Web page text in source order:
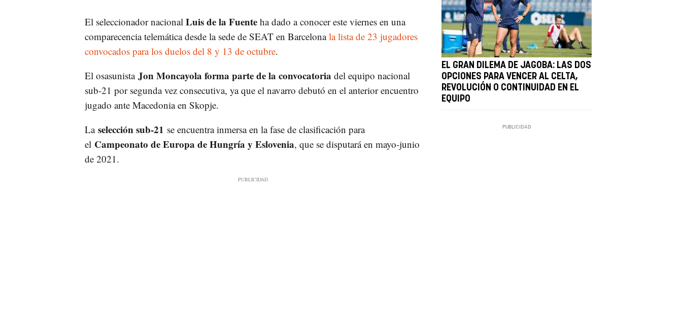
El seleccionador nacional Luis de la Fuenteha dado a conocer este viernes en una
comparecencia telemática desde la sede de SEAT en Barcelonala lista de 23 jugadores
convocados para los duelos del 8 y 13 de octubre.
El osasunista Jon Moncayola forma parte de la convocatoria del equipo nacional
sub-21 por segunda vez consecutiva, ya que el navarro debutó en el anterior encuentro
jugado ante Macedonia en Skopje.
La selección sub-21 se encuentra inmersa en la fase de clasificación para
el Campeonato de Europa de Hungría y Eslovenia, que se disputará en mayo-junio
de 2021.
EL GRAN DILEMA DE JAGOBA: LAS DOS
OPCIONES PARA VENCER AL CELTA,
REVOLUCIÓN O CONTINUIDAD EN EL
EQUIPO